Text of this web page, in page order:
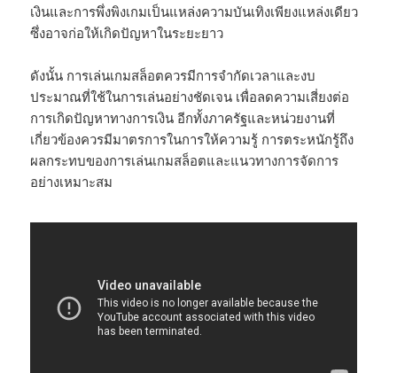
เงินและการพึ่งพิงเกมเป็นแหล่งความบันเทิงเพียงแหล่งเดียว
ซึ่งอาจก่อให้เกิดปัญหาในระยะยาว
ดังนั้น การเล่นเกมสล็อตควรมีการจำกัดเวลาและงบ
ประมาณที่ใช้ในการเล่นอย่างชัดเจน เพื่อลดความเสี่ยงต่อ
การเกิดปัญหาทางการเงิน อีกทั้งภาครัฐและหน่วยงานที่
เกี่ยวข้องควรมีมาตรการในการให้ความรู้ การตระหนักรู้ถึง
ผลกระทบของการเล่นเกมสล็อตและแนวทางการจัดการ
อย่างเหมาะสม